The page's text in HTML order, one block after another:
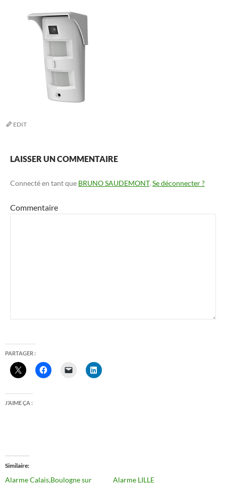
EDIT
LAISSER UN COMMENTAIRE
Connecté en tant que BRUNO SAUDEMONT. Se déconnecter ?
Commentaire
PARTAGER :
J’AIME ÇA :
Similaire
Alarme Calais,Boulogne sur
Alarme LILLE